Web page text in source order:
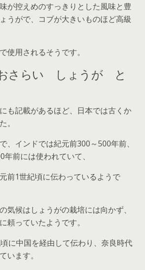
が控えめのすっきりとした風味と豊
うがで、コブが大きいものほど高級
使用されるそうです。
おさらい しょうが と
も記載があるほど、日本では古くか
。
、インドでは紀元前300～500年前、
前には使われていて、
前1世紀頃に伝わっているようで
気候はしょうがの栽培には向かず、
頼っていたようです。
に中国を経由して伝わり、奈良時代
います。